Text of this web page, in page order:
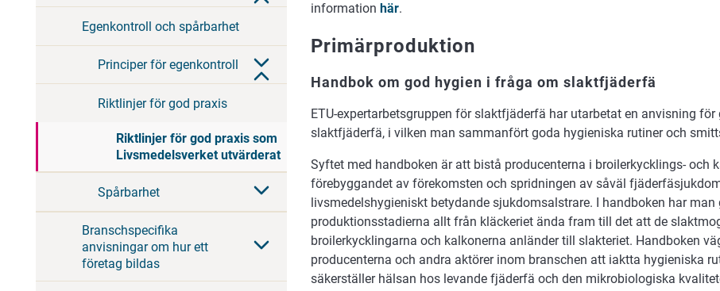
Egenkontroll och spårbarhet
Principer för egenkontroll
Riktlinjer för god praxis
Riktlinjer för god praxis som
Livsmedelsverket utvärderat
Spårbarhet
Branschspecifika
anvisningar om hur ett
företag bildas
information här.
Primärproduktion
Handbok om god hygien i fråga om slaktfjäderfä
ETU-expertarbetsgruppen för slaktfjäderfä har utarbetat en anvisning för
slaktfjäderfä, i vilken man sammanfört goda hygieniska rutiner och
Syftet med handboken är att bistå producenterna i broilerkycklings- och
förebyggandet av förekomsten och spridningen av såväl
livsmedelshygieniskt betydande sjukdomsalstrare. I handboken har man
produktionsstadierna allt från kläckeriet ända fram till det att de
broilerkycklingarna och kalkonerna anländer till slakteriet. Handboken
producenterna och andra aktörer inom branschen att iaktta hygieniska
säkerställer hälsan hos levande fjäderfä och den mikrobiologiska